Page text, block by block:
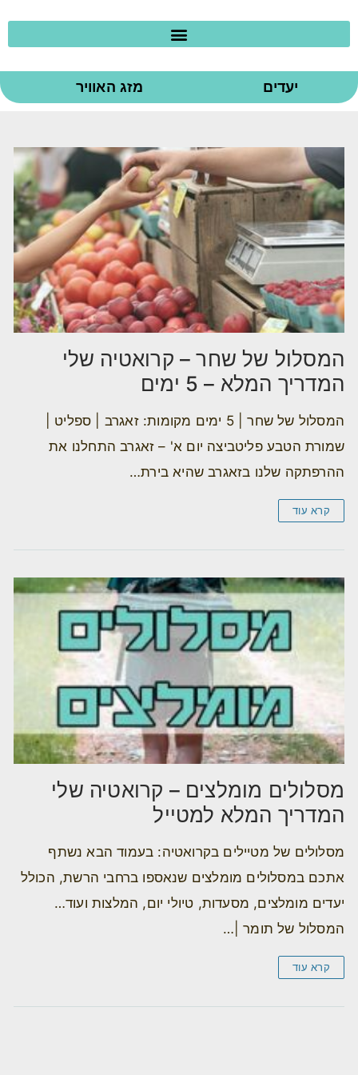
יעדים מזג האוויר
המסלול של שחר – קרואטיה שלי
המדריך המלא – 5 ימים
המסלול של שחר | 5 ימים מקומות: זאגרב | ספליט |
שמורת הטבע פליטביצה יום א' – זאגרב התחלנו את
ההרפתקה שלנו בזאגרב שהיא בירת…
קרא עוד
מסלולים מומלצים – קרואטיה שלי
המדריך המלא למטייל
מסלולים של מטיילים בקרואטיה: בעמוד הבא נשתף
אתכם במסלולים מומלצים שנאספו ברחבי הרשת, הכולל
יעדים מומלצים, מסעדות, טיולי יום, המלצות ועוד…
המסלול של תומר |…
קרא עוד